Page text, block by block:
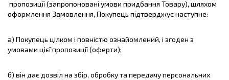
пропозиції (запропоновані умови придбання Товару), шляхом
оформлення Замовлення, Покупець підтверджує наступне:
а) Покупець цілком і повністю ознайомлений, і згоден з
умовами цієї пропозиції (оферти);
б) він дає дозвіл на збір, обробку та передачу персональних